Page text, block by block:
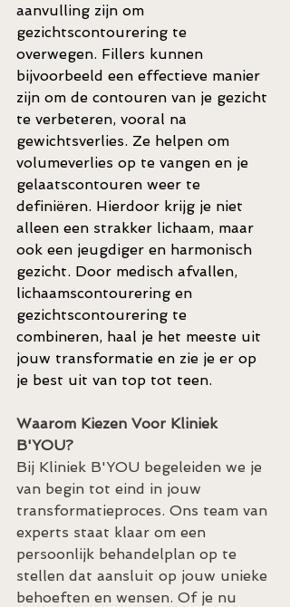
aanvulling zijn om
gezichtscontourering te
overwegen. Fillers kunnen
bijvoorbeeld een effectieve manier
zijn om de contouren van je gezicht
te verbeteren, vooral na
gewichtsverlies. Ze helpen om
volumeverlies op te vangen en je
gelaatscontouren weer te
definiëren. Hierdoor krijg je niet
alleen een strakker lichaam, maar
ook een jeugdiger en harmonisch
gezicht. Door medisch afvallen,
lichaamscontourering en
gezichtscontourering te
combineren, haal je het meeste uit
jouw transformatie en zie je er op
je best uit van top tot teen.
Waarom Kiezen Voor Kliniek
B'YOU?
Bij Kliniek B'YOU begeleiden we je
van begin tot eind in jouw
transformatieproces. Ons team van
experts staat klaar om een
persoonlijk behandelplan op te
stellen dat aansluit op jouw unieke
behoeften en wensen. Of je nu